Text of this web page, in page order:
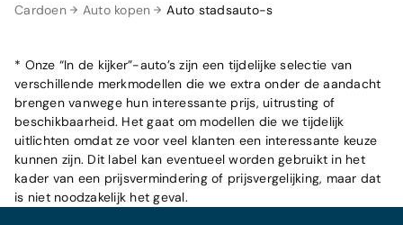
Cardoen Auto kopen Auto stadsauto-s
* Onze “In de kijker”-auto’s zijn een tijdelijke selectie van
verschillende merkmodellen die we extra onder de aandacht
brengen vanwege hun interessante prijs, uitrusting of
beschikbaarheid. Het gaat om modellen die we tijdelijk
uitlichten omdat ze voor veel klanten een interessante keuze
kunnen zijn. Dit label kan eventueel worden gebruikt in het
kader van een prijsvermindering of prijsvergelijking, maar dat
is niet noodzakelijk het geval.